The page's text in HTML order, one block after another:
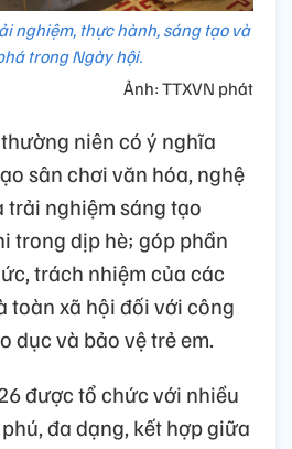
nghiệm, thực hành, sáng tạo và
trong Ngày hội.
Ảnh: TTXVN phát
niên có ý nghĩa
sân chơi văn hóa, nghệ
trải nghiệm sáng tạo
trong dịp hè; góp phần
trách nhiệm của các
toàn xã hội đối với công
dục và bảo vệ trẻ em.
được tổ chức với nhiều
đa dạng, kết hợp giữa